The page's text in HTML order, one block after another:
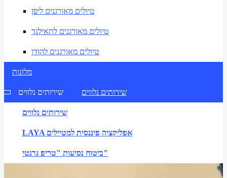
טיולים מאורגנים ליפן
טיולים מאורגנים לתאילנד
טיולים מאורגנים להודו
מלונות
שירותים נלווים שירותים נלווים
שירותים נלווים
LAYA אפליקציה פיננסית למטיילים
ביטוח נסיעות "טריפ גרנטי"